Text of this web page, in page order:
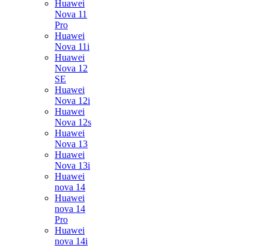
Huawei
Nova 11
Pro
Huawei
Nova 11i
Huawei
Nova 12
SE
Huawei
Nova 12i
Huawei
Nova 12s
Huawei
Nova 13
Huawei
Nova 13i
Huawei
nova 14
Huawei
nova 14
Pro
Huawei
nova 14i